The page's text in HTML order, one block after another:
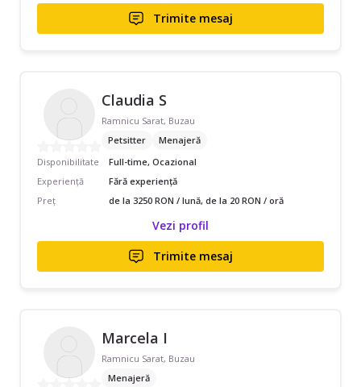
Trimite mesaj
Claudia S
Ramnicu Sarat, Buzau
Petsitter
Menajeră
Disponibilitate
Full-time, Ocazional
Experiență
Fără experiență
Preț
de la 3250 RON / lună, de la 20 RON / oră
Vezi profil
Trimite mesaj
Marcela I
Ramnicu Sarat, Buzau
Menajeră